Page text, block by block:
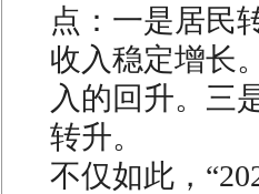
点：一是居民
收入稳定增长
入的回升。三
转升。
不仅如此，